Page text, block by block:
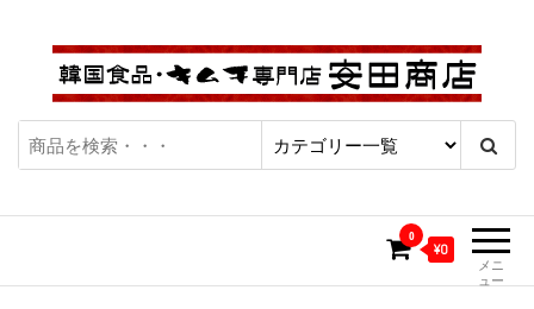
キ
キムチ通販・韓国食品通販専門
ショップ「安田商店」
| キムチ・カクテギ・チャ
り続けて50年、本場の味を
お届け致します。
メニ
ュー
0
¥0